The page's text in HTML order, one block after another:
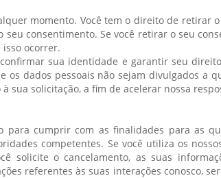
momento. Você tem o direito de retirar
consentimento. Se você retirar o seu
ocorrer.
sua identidade e garantir seu
dados pessoais não sejam divulgados a
sua solicitação, a fim de acelerar nossa
cumprir com as finalidades para as
competentes. Se você utiliza os
solicite o cancelamento, as suas
referentes às suas interações conosco,